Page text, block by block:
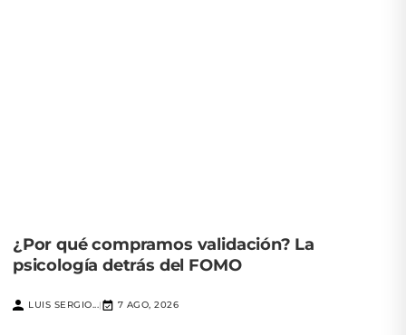
¿Por qué compramos validación? La
psicología detrás del FOMO
LUIS SERGIO...| 7 AGO, 2026